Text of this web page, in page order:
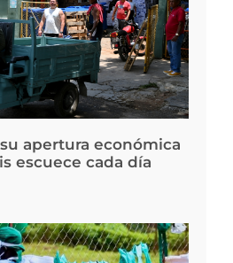
apertura económica
escuece cada día